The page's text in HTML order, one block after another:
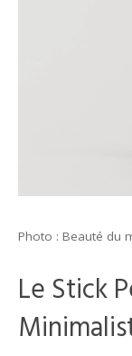
Photo : Beauté du
Le Stick